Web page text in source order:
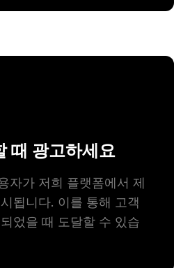
때 광고하세요
자가 저희 플랫폼에서 제
됩니다. 이를 통해 고객
었을 때 도달할 수 있습